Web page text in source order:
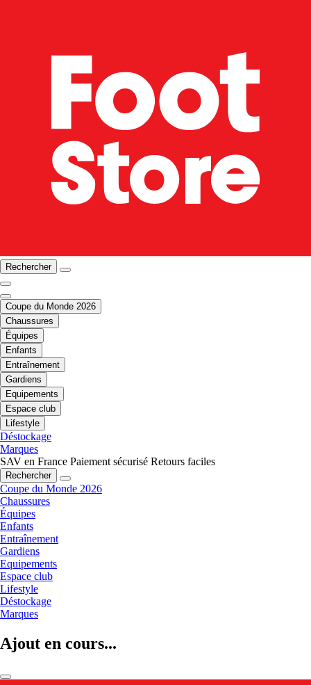
Rechercher
Coupe du Monde 2026
Chaussures
Équipes
Enfants
Entraînement
Gardiens
Equipements
Espace club
Lifestyle
Déstockage
Marques
SAV en France Paiement sécurisé Retours faciles
Rechercher
Coupe du Monde 2026
Chaussures
Équipes
Enfants
Entraînement
Gardiens
Equipements
Espace club
Lifestyle
Déstockage
Marques
Ajout en cours...